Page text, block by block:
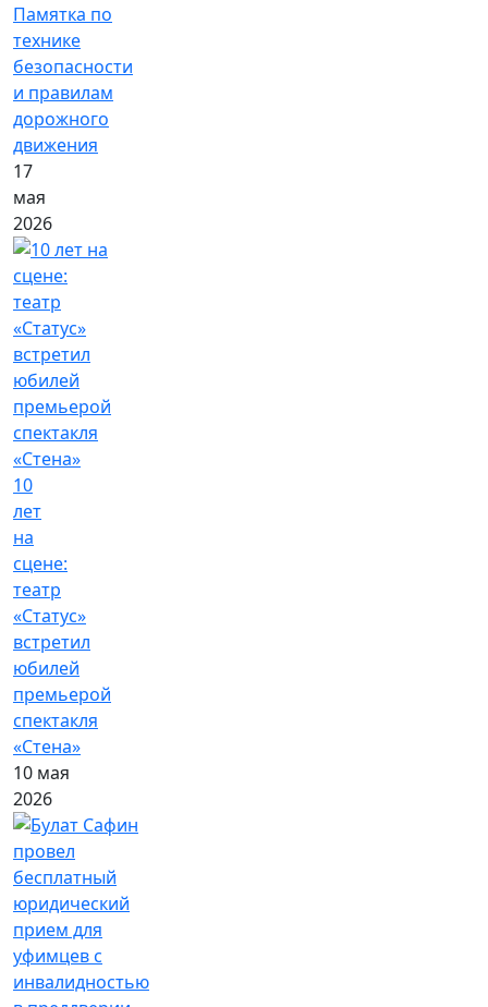
Памятка по
технике
безопасности
и правилам
дорожного
движения
17
мая
2026
10
лет
на
сцене:
театр
«Статус»
встретил
юбилей
премьерой
спектакля
«Стена»
10 мая
2026